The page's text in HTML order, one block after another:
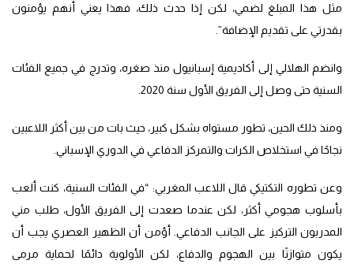
مثل هذا المبلغ لضمي، لكن إذا حدث ذلك، فهذا يعني أنهم يؤمنون
بقدرتي على تقديم الإضافة”.
وانضم الهلالي إلى أكاديمية إسبانيول منذ صغره، وتدرج في جميع الفئات
السنية حتى وصل إلى الفريق الأول سنة 2020.
ومنذ ذلك الحين، تطور مستواه بشكل كبير، حيث بات من بين أكثر اللاعبين
نجاحًا في استخلاص الكرات والتمركز الدفاعي في الدوري الإسباني.
وعن تطوره التكتيكي قال اللاعب المغربي: “في الفئات السنية، كنت ألعب
بأسلوب هجومي أكثر، لكن عندما صعدت إلى الفريق الأول، طلب مني
المدربون التركيز على الجانب الدفاعي. أؤمن أن الظهير العصري يجب أن
يكون متوازنًا بين الهجوم والدفاع، لكن الأولوية دائمًا لحماية مرمى